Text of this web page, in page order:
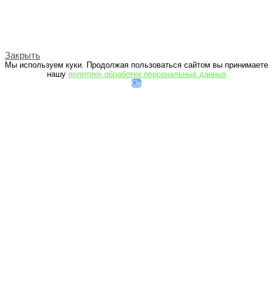
Закрыть
Мы используем куки. Продолжая пользоваться сайтом вы принимаете
нашу политику обработки персональных данных
Ок